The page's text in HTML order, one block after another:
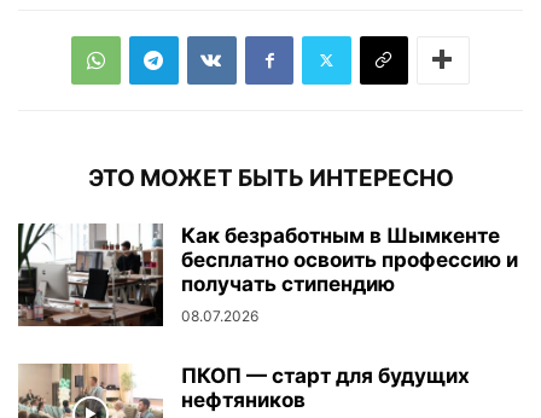
ЭТО МОЖЕТ БЫТЬ ИНТЕРЕСНО
Как безработным в Шымкенте
бесплатно освоить профессию и
получать стипендию
08.07.2026
ПКОП — старт для будущих
нефтяников